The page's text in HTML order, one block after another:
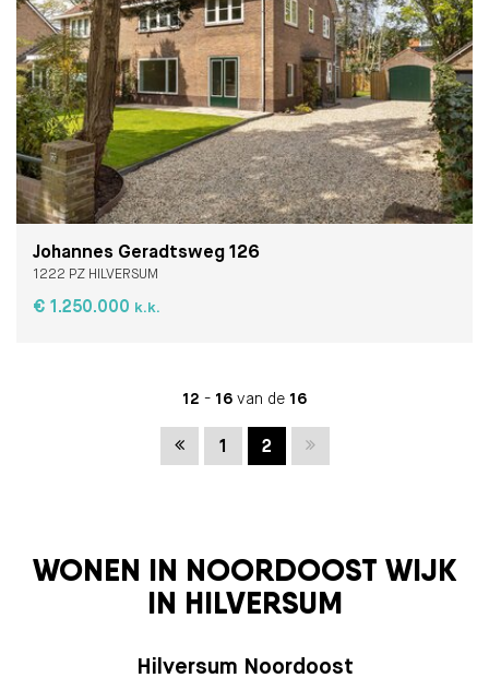
Johannes Geradtsweg 126
1222 PZ HILVERSUM
€ 1.250.000 k.k.
12 - 16 van de 16
Vorige
1 2 Volgende
WONEN IN NOORDOOST WIJK
IN HILVERSUM
Hilversum Noordoost